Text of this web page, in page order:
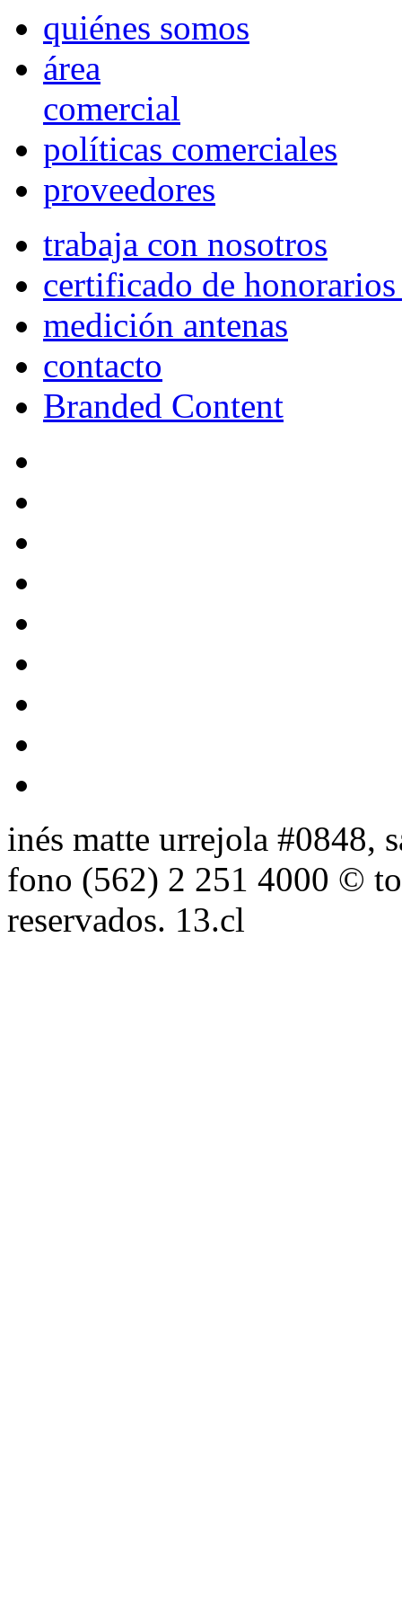
quiénes somos
área
comercial
políticas comerciales
proveedores
trabaja con nosotros
certificado de
medición antenas
contacto
Branded Content
inés matte urrejola #0848,
fono (562) 2 251 4000 ©
reservados. 13.cl